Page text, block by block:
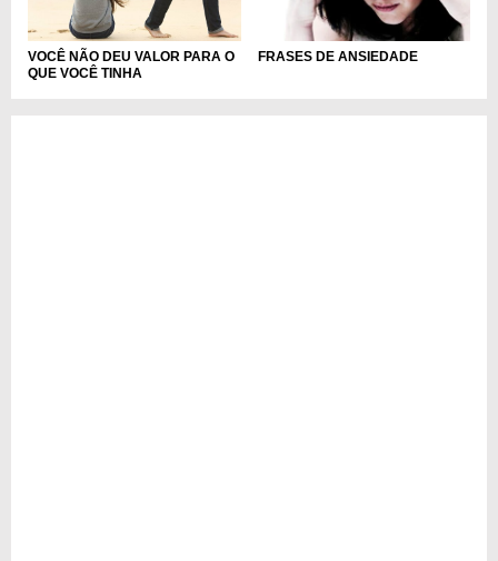
VOCÊ NÃO DEU VALOR PARA O
QUE VOCÊ TINHA
FRASES DE ANSIEDADE